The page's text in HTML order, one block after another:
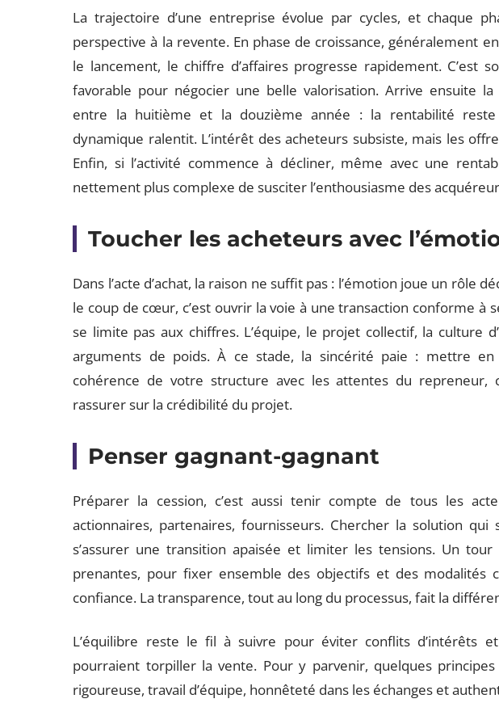
La trajectoire d’une entreprise évolue par cycles, et chaque
perspective à la revente. En phase de croissance, généralement
le lancement, le chiffre d’affaires progresse rapidement. C’est
favorable pour négocier une belle valorisation. Arrive ensuite
entre la huitième et la douzième année : la rentabilité reste
dynamique ralentit. L’intérêt des acheteurs subsiste, mais les
Enfin, si l’activité commence à décliner, même avec une
nettement plus complexe de susciter l’enthousiasme des
Toucher les acheteurs avec
Dans l’acte d’achat, la raison ne suffit pas : l’émotion joue un rôle
le coup de cœur, c’est ouvrir la voie à une transaction conforme à
se limite pas aux chiffres. L’équipe, le projet collectif, la culture
arguments de poids. À ce stade, la sincérité paie : mettre en
cohérence de votre structure avec les attentes du repreneur,
rassurer sur la crédibilité du projet.
Penser gagnant-gagnant
Préparer la cession, c’est aussi tenir compte de tous les
actionnaires, partenaires, fournisseurs. Chercher la solution qui
s’assurer une transition apaisée et limiter les tensions. Un
prenantes, pour fixer ensemble des objectifs et des modalités
confiance. La transparence, tout au long du processus, fait la
L’équilibre reste le fil à suivre pour éviter conflits d’intérêts
pourraient torpiller la vente. Pour y parvenir, quelques principes
rigoureuse, travail d’équipe, honnêteté dans les échanges et